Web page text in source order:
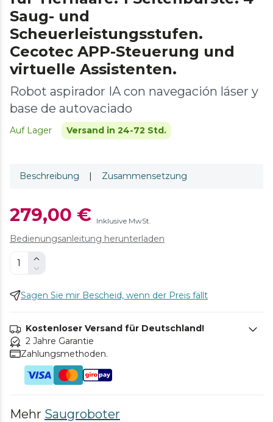
Saug- und
Scheuerleistungsstufen.
Cecotec APP-Steuerung und
virtuelle Assistenten.
Robot aspirador IA con navegación láser y
base de autovaciado
Auf Lager Versand in 24-72 Std.
Beschreibung | Zusammensetzung
279,00 € Inklusive MwSt.
Bedienungsanleitung herunterladen
Sagen Sie mir Bescheid, wenn der Preis fällt
Kostenloser Versand für Deutschland!
2 Jahre Garantie
Zahlungsmethoden.
Mehr Saugroboter